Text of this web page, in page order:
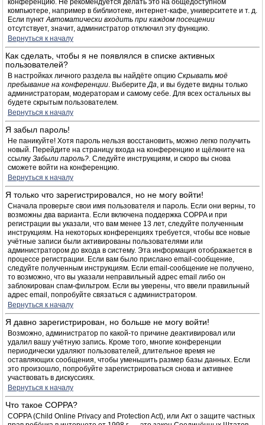
конференцию. Не рекомендуется делать это на общедоступном
компьютере, например в библиотеке, интернет-кафе, университете и т. д.
Если пунктАвтоматически входить при каждом посещении
отсутствует, значит, администратор отключил эту функцию.
Вернуться к началу
Как сделать, чтобы я не появлялся в списке активных
пользователей?
В настройках личного раздела вы найдёте опцию Скрывать моё
пребывание на конференции. ВыберитеДа, и вы будете видны только
администраторам, модераторам и самому себе. Для всех остальных вы
будете скрытым пользователем.
Вернуться к началу
Я забыл пароль!
Не паникуйте! Хотя пароль нельзя восстановить, можно легко получить
новый. Перейдите на страницу входа на конференцию и щёлкните на
ссылку Забыли пароль?. Следуйте инструкциям, и скоро вы снова
сможете войти на конференцию.
Вернуться к началу
Я только что зарегистрировался, но не могу войти!
Сначала проверьте свои имя пользователя и пароль. Если они верны, то
возможны два варианта. Если включена поддержка COPPA и при
регистрации вы указали, что вам менее 13 лет, следуйте полученным
инструкциям. На некоторых конференциях требуется, чтобы все новые
учётные записи были активированы пользователями или
администратором до входа в систему. Эта информация отображается в
процессе регистрации. Если вам было прислано email-сообщение,
следуйте полученным инструкциям. Если email-сообщение не получено,
то возможно, что вы указали неправильный адрес email либо он
заблокирован спам-фильтром. Если вы уверены, что ввели правильный
адрес email, попробуйте связаться с администратором.
Вернуться к началу
Я давно зарегистрирован, но больше не могу войти!
Возможно, администратор по какой-то причине деактивировал или
удалил вашу учётную запись. Кроме того, многие конференции
периодически удаляют пользователей, длительное время не
оставляющих сообщения, чтобы уменьшить размер базы данных. Если
это произошло, попробуйте зарегистрироваться снова и активнее
участвовать в дискуссиях.
Вернуться к началу
Что такое COPPA?
COPPA (Child Online Privacy and Protection Act), или Акт о защите частных